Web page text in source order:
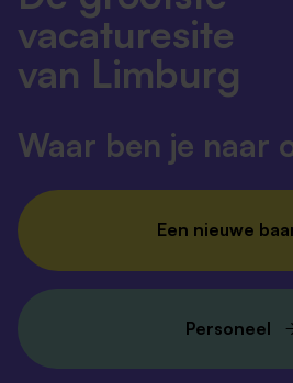
vacaturesite
van Limburg
Waar ben je naar
Een nieuwe
Personeel